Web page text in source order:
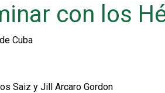
con los
Cuba
Saiz y Jill Arcaro Gordon